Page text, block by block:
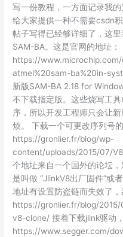
写一份教程，一方面记录我
给大家提供一种不需要csdn
帖子写得已经够详细了，这
SAM-BA。这是官网的地址：
https://
atmel%20sam-ba%20in-
新版SAM-BA 2.18 for
不下载指定版。这些烧写工
序，所以开发工程师只会让
烦。 下载一个可更改序列号
https://gronlier.fr/blog/wp-
content/uploads/2015/07/
个地址来自一个国外的论坛
是叫做 “JlinkV8出厂固件”或
地址有设置防盗链而失效了
https://gronlier.fr/blog/
v8-clone/ 接着下载jlink驱动
https://www.segger.com/